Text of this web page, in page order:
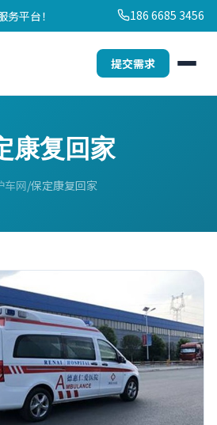
平台！ 186 6685 3456
提交需求
康复回家
车网 保定康复回家